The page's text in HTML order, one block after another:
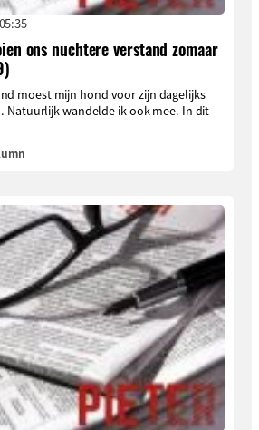
ons nuchtere verstand zomaar
moest mijn hond voor zijn dagelijks
Natuurlijk wandelde ik ook mee. In dit